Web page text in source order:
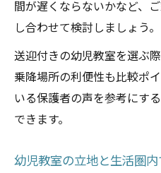
間が遅くならないかなど、
し合わせて検討しましょう。
送迎付きの幼児教室を選ぶ
乗降場所の利便性も比較ポ
いる保護者の声を参考にす
できます。
幼児教室の立地と生活圏